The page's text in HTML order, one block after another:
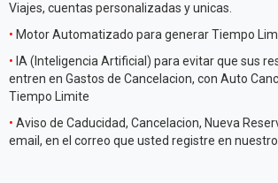
Viajes, cuentas personalizadas y unicas.
• Motor Automatizado para generar Tiempo
• IA (Inteligencia Artificial) para evitar que sus
entren en Gastos de Cancelacion, con Auto
Tiempo Limite
• Aviso de Caducidad, Cancelacion, Nueva
email, en el correo que usted registre en